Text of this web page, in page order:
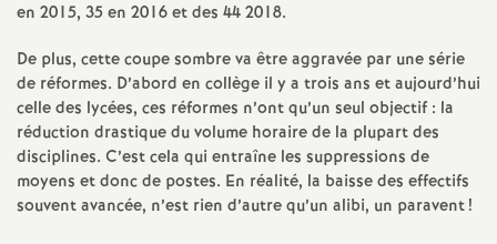
e
i
g
n
en 2015, 35 en 2016 et des 44 2018.
De plus, cette coupe sombre va être aggravée par une série
de réformes. D’abord en collège il y a trois ans et aujourd’hui
celle des lycées, ces réformes n’ont qu’un seul objectif : la
réduction drastique du volume horaire de la plupart des
disciplines. C’est cela qui entraîne les suppressions de
moyens et donc de postes. En réalité, la baisse des effectifs
souvent avancée, n’est rien d’autre qu’un alibi, un paravent!